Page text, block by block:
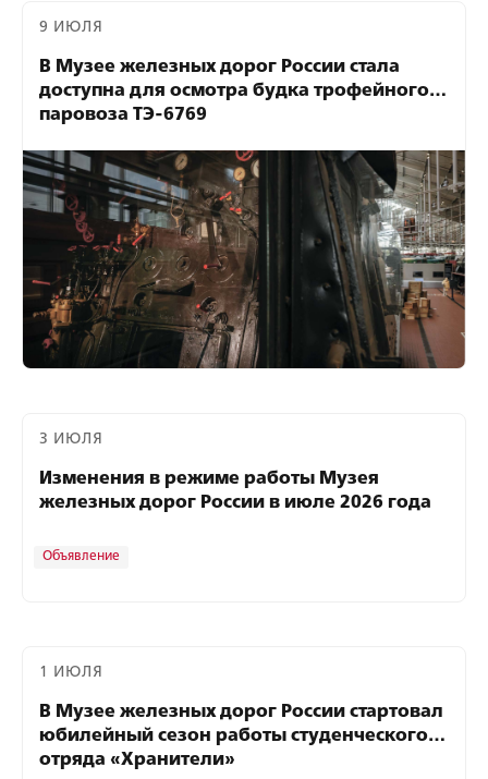
9 ИЮЛЯ
В Музее железных дорог России стала
доступна для осмотра будка трофейного
паровоза ТЭ-6769
3 ИЮЛЯ
Изменения в режиме работы Музея
железных дорог России в июле 2026 года
Объявление
1 ИЮЛЯ
В Музее железных дорог России стартовал
юбилейный сезон работы студенческого
отряда «Хранители»